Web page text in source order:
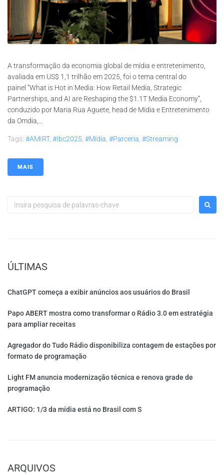
A transformação da economia global de mídia e entretenimento,
avaliada em US$ 1,1 trilhão em 2025, foi o tema central do
painel “What is Hot in Media: How Retail Media, Strategic
Partnerships, and AI are Reshaping the $1.1T Media Economy”,
conduzido por Maria Rua Aguete, head de Mídia e Entretenimento
da Omdia,...
Tags: #AMIRT, #ibc2025, #mídia, #parceria, #streaming
MAIS
ÚLTIMAS
ChatGPT começa a exibir anúncios aos usuários do Brasil
Papo ABERT mostra como transformar o Rádio 3.0 em estratégia
para ampliar receitas
Agregador do Tudo Rádio disponibiliza contagem de estações por
formato de programação
Light FM anuncia modernização técnica e renova grade de
programação
ARTIGO: 1/3 da mídia está no Brasil com S
ARQUIVOS